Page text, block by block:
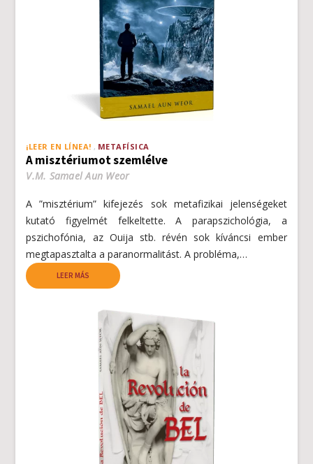
¡LEER EN LÍNEA! METAFÍSICA
A misztériumot szemlélve
V.M. Samael Aun Weor
A ”misztérium” kifejezés sok metafizikai jelenségeket
kutató figyelmét felkeltette. A parapszichológia, a
pszichofónia, az Ouija stb. révén sok kíváncsi ember
megtapasztalta a paranormalitást. A probléma,…
LEER MÁS